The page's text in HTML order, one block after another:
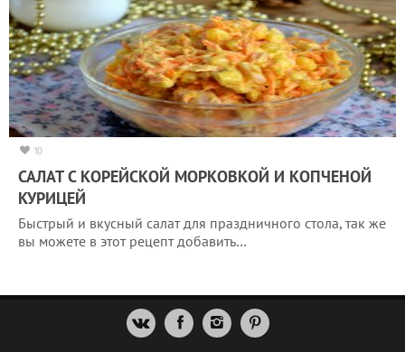
10
САЛАТ С КОРЕЙСКОЙ МОРКОВКОЙ И КОПЧЕНОЙ
КУРИЦЕЙ
Быстрый и вкусный салат для праздничного стола, так же
вы можете в этот рецепт добавить…